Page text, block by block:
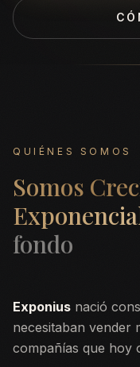
QUIÉNES SOMOS
Somos
fondo
Exponius nació
necesitaban vender
compañías que hoy